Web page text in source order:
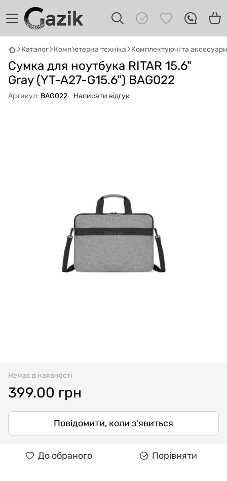
Каталог Комп'ютерна техніка Комплектуючі та аксесуари
Сумка для ноутбука RITAR 15.6"
Gray (YT-A27-G15.6") BAG022
Артикул: BAG022 Написати відгук
Немає в наявності
399.00 грн
Повідомити, коли з'явиться
До обраного Порівняти
Онлайн · пошук техніки
Привіт! 👋 Я Gazik AI — допоможу